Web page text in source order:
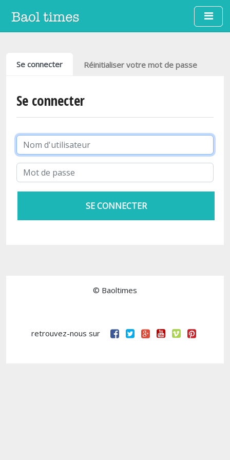
Aller au contenu principal
Onglets principaux
Se connecter Réinitialiser votre mot de passe
Se connecter
© Baoltimes
retrouvez-nous sur